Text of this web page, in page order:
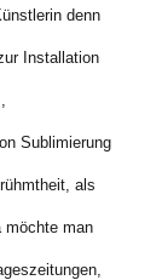
denn
Installation
Sublimierung
als
möchte man